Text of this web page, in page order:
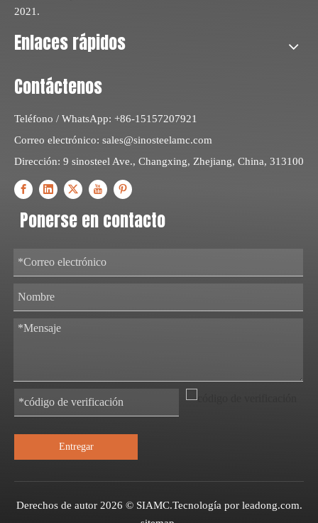
2021.
Enlaces rápidos
Contáctenos
Teléfono / WhatsApp: +86-15157207921
Correo electrónico: sales@sinosteelamc.com
Dirección: 9 sinosteel Ave., Changxing, Zhejiang, China, 313100
Ponerse en contacto
Entregar
Derechos de autor 2026 © SIAMC.Tecnología por leadong.com.